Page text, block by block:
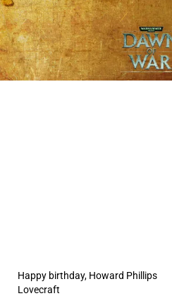
Happy birthday, Howard Phillips
Lovecraft